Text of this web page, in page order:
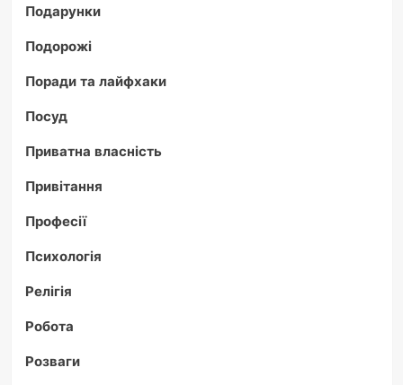
Подарунки
Подорожі
Поради та лайфхаки
Посуд
Приватна власність
Привітання
Професії
Психологія
Релігія
Робота
Розваги